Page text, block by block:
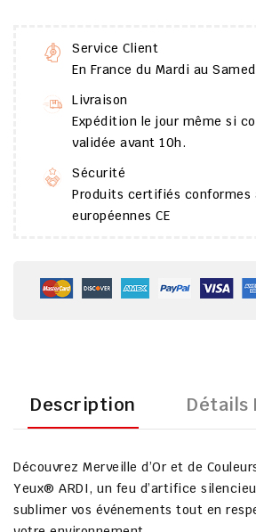
Service Client
En France du Mardi au
Livraison
Expédition le jour même si
validée avant 10h.
Sécurité
Produits certifiés conformes
européennes CE
Description Détails
Découvrez Merveille d’Or et de
Yeux® ARDI, un feu d’artifice
sublimer vos événements tout en